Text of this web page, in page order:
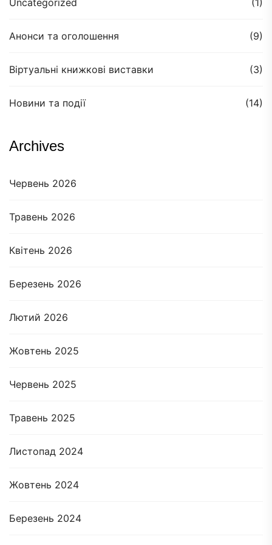
Uncategorized (1)
Анонси та оголошення (9)
Віртуальні книжкові виставки (3)
Новини та події (14)
Archives
Червень 2026
Травень 2026
Квітень 2026
Березень 2026
Лютий 2026
Жовтень 2025
Червень 2025
Травень 2025
Листопад 2024
Жовтень 2024
Березень 2024